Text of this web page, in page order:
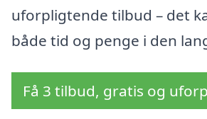
uforpligtende tilbud – det
både tid og penge i den
Få 3 tilbud, gratis og